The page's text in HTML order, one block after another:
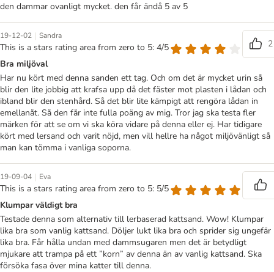
den dammar ovanligt mycket. den får ändå 5 av 5
19-12-02 | Sandra
This is a stars rating area from zero to 5: 4/5
2
Bra miljöval
Har nu kört med denna sanden ett tag. Och om det är mycket urin så
blir den lite jobbig att krafsa upp då det fäster mot plasten i lådan och
ibland blir den stenhård. Så det blir lite kämpigt att rengöra lådan in
emellanåt. Så den får inte fulla poäng av mig. Tror jag ska testa fler
märken för att se om vi ska köra vidare på denna eller ej. Har tidigare
kört med lersand och varit nöjd, men vill hellre ha något miljövänligt så
man kan tömma i vanliga soporna.
19-09-04 | Eva
This is a stars rating area from zero to 5: 5/5
Klumpar väldigt bra
Testade denna som alternativ till lerbaserad kattsand. Wow! Klumpar
lika bra som vanlig kattsand. Döljer lukt lika bra och sprider sig ungefär
lika bra. Får hålla undan med dammsugaren men det är betydligt
mjukare att trampa på ett ”korn” av denna än av vanlig kattsand. Ska
försöka fasa över mina katter till denna.